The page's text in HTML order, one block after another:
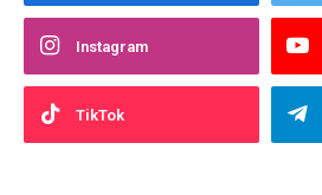
Instagram
TikTok